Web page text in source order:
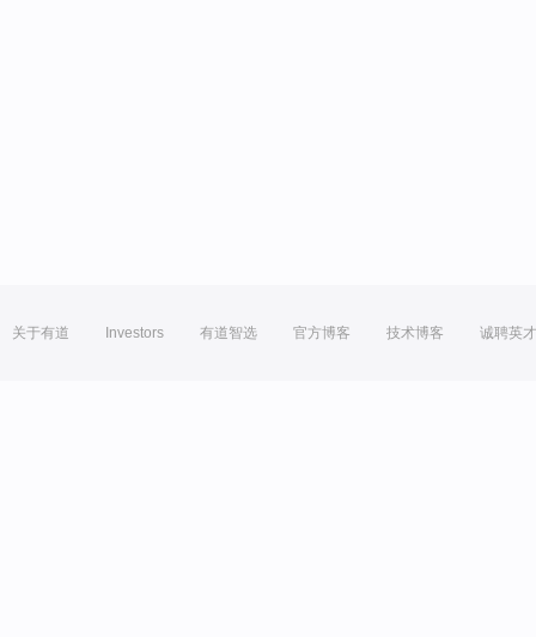
关于有道 Investors 有道智选 官方博客 技术博客 诚聘英才